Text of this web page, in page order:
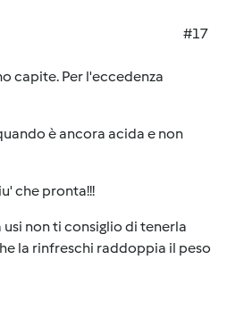
#17
capite. Per l'eccedenza
è ancora acida e non
che pronta!!!
non ti consiglio di tenerla
la rinfreschi raddoppia il peso